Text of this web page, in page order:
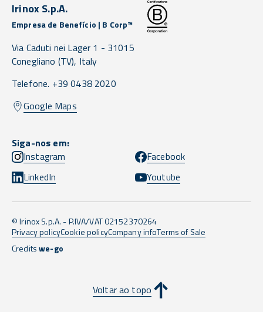
Irinox S.p.A.
Empresa de Benefício | B Corp™
Via Caduti nei Lager 1 - 31015
Conegliano (TV), Italy
Telefone. +39 0438 2020
Google Maps
Siga-nos em:
Instagram
Facebook
LinkedIn
Youtube
© Irinox S.p.A. - P.IVA/VAT 02152370264
Privacy policyCookie policyCompany infoTerms of Sale
Creditswe-go
Voltar ao topo